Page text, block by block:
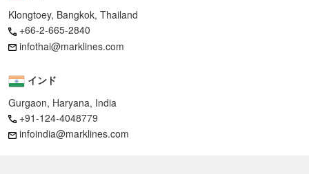
Klongtoey, Bangkok, Thailand
+66-2-665-2840
infothai@marklines.com
インド
Gurgaon, Haryana, India
+91-124-4048779
infoindia@marklines.com